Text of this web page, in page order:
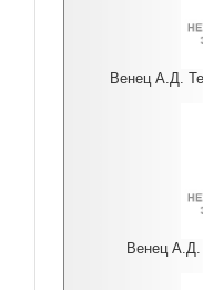
Венец А.Д.
Венец